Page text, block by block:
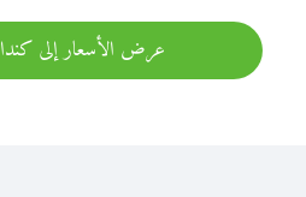
عرض الأسعار إلى كندا